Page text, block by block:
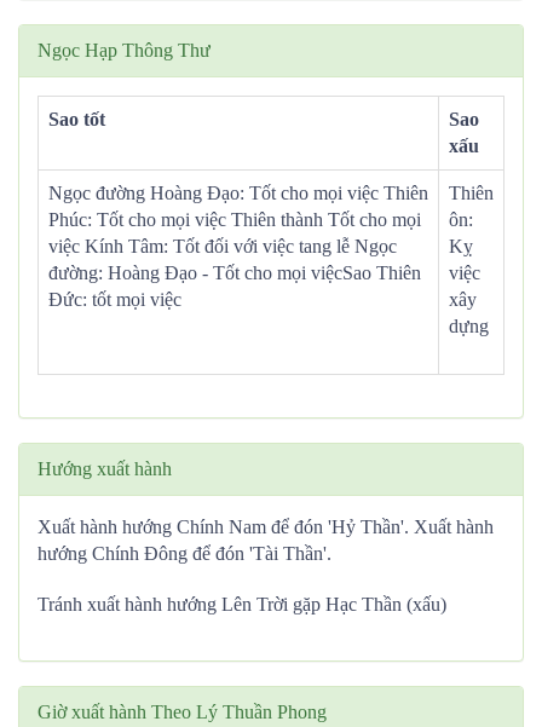
Ngọc Hạp Thông Thư
Sao tốt
Sao
xấu
Ngọc đường Hoàng Đạo: Tốt cho mọi việc Thiên
Phúc: Tốt cho mọi việc Thiên thành Tốt cho mọi
việc Kính Tâm: Tốt đối với việc tang lễ Ngọc
đường: Hoàng Đạo - Tốt cho mọi việcSao Thiên
Đức: tốt mọi việc
Thiên
ôn:
Kỵ
việc
xây
dựng
Hướng xuất hành
Xuất hành hướng Chính Nam để đón 'Hỷ Thần'. Xuất hành
hướng Chính Đông để đón 'Tài Thần'.
Tránh xuất hành hướng Lên Trời gặp Hạc Thần (xấu)
Giờ xuất hành Theo Lý Thuần Phong